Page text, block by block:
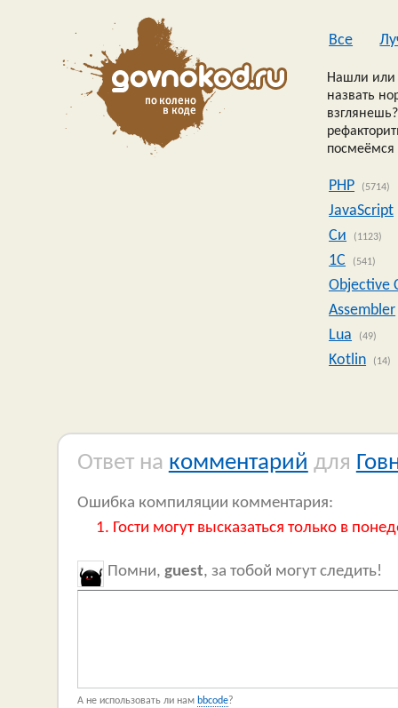
Все
Нашли или
назвать
посмеёмся
PHP (5714)
JavaScript
Си
(1123)
1C (541)
Objective
Assembler
Lua
(49)
Kotlin (14)
Ответ на комментарий для
Ошибка компиляции комментария:
Гости могут высказаться только в
Помни, guest, за тобой могут следить!
А не использовать ли нам bbcode?